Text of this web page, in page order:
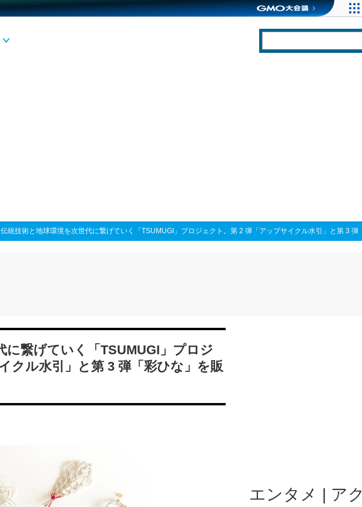
伝統技術と地球環境を次世代に繋げていく「TSUMUGI」プロジェクト。第 2 弾「アップサイクル水引」と第 3 弾
に繋げていく「TSUMUGI」プロジ
クル水引」と第 3 弾「彩ひな」を販
エンタメ | ア